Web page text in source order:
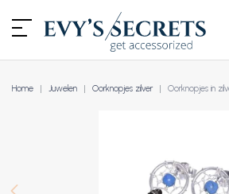
Home Juwelen Oorknopjes zilver Oorknopjes in